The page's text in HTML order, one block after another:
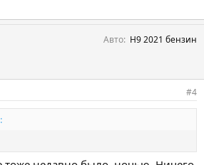
Авто Н9 2021 бензин
#4